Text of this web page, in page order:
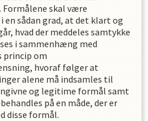
Formålene skal være
en sådan grad, at det klart og
hvad der meddeles samtykke
i sammenhæng med
princip om
hvoraf følger at
alene må indsamles til
og legitime formål samt
på en måde, der er
disse formål.